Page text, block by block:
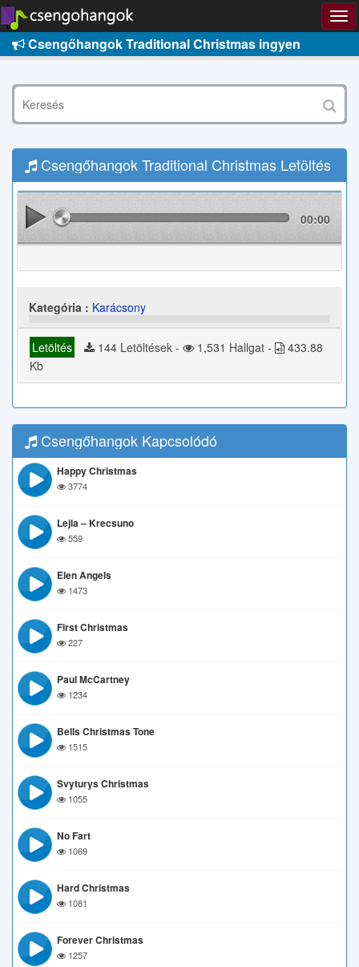
Csengőhangok Traditional Christmas ingyen
Csengőhangok Traditional Christmas Letöltés
00:00
Kategória : Karácsony
Letöltés 144 Letöltések - 1,531 Hallgat -
433.88
Kb
Csengőhangok Kapcsolódó
Happy Christmas
3774
Lejla – Krecsuno
559
Elen Angels
1473
First Christmas
227
Paul McCartney
1234
Bells Christmas Tone
1515
Svyturys Christmas
1055
No Fart
1069
Hard Christmas
1081
Forever Christmas
1257